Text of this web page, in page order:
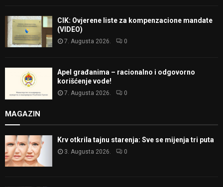
CIK: Ovjerene liste za kompenzacione mandate
(VIDEO)
7. Augusta 2026. 0
Apel građanima – racionalno i odgovorno
korišćenje vode!
7. Augusta 2026. 0
MAGAZIN
Krv otkrila tajnu starenja: Sve se mijenja tri puta
3. Augusta 2026. 0